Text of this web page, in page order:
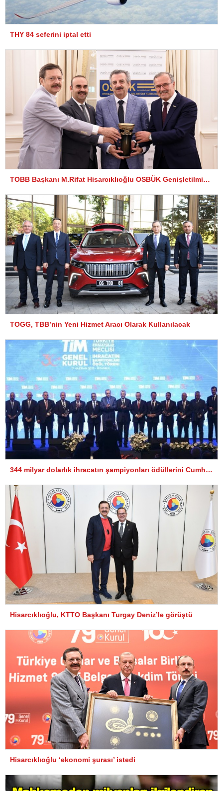
THY 84 seferini iptal etti
TOBB Başkanı M.Rifat Hisarcıklıoğlu OSBÜK Genişletilmiş Yönetim Kurulu Toplantısına katıldı
TOGG, TBB’nin Yeni Hizmet Aracı Olarak Kullanılacak
344 milyar dolarlık ihracatın şampiyonları ödüllerini Cumhurbaşkanı Erdoğan’dan aldı
Hisarcıklıoğlu, KTTO Başkanı Turgay Deniz’le görüştü
Hisarcıklıoğlu ‘ekonomi şurası’ istedi